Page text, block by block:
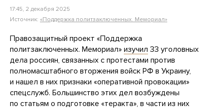
17:45, 2 декабря 2025
Источник: «Поддержка политзаключенных. Мемориал»
Правозащитный проект «Поддержка
политзаключенных. Мемориал» изучил 33 уголовных
дела россиян, связанных с протестами против
полномасштабного вторжения войск РФ в Украину,
и нашел в них признаки «оперативной провокации»
спецслужб. Большинство этих дел возбуждены
по статьям о подготовке «теракта», в части из них